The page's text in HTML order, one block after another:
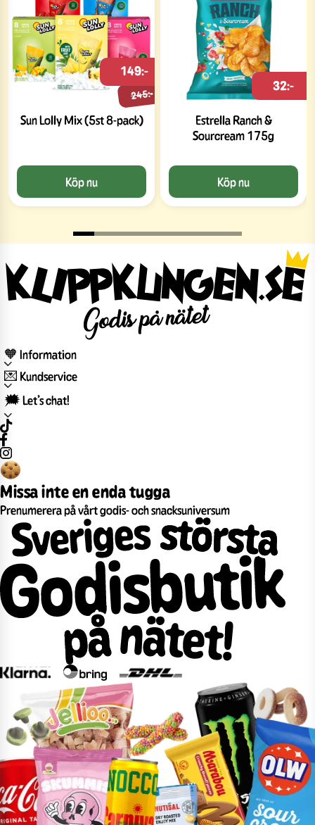
Sun Lolly Mix (5st 8-pack)
245:-
149:-
Köp nu
Estrella Ranch &
Sourcream 175g
32:-
Köp nu
🧡 Information
💌 Kundservice
🗯️ Let’s chat!
Missa inte en enda tugga
Prenumerera på vårt godis- och snacksuniversum